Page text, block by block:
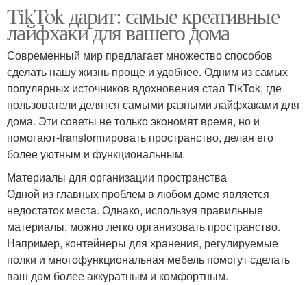
TikTok дарит: самые креативные
лайфхаки для вашего дома
Современный мир предлагает множество способов
сделать нашу жизнь проще и удобнее. Одним из самых
популярных источников вдохновения стал TikTok, где
пользователи делятся самыми разными лайфхаками для
дома. Эти советы не только экономят время, но и
помогают-transformировать пространство, делая его
более уютным и функциональным.
Материалы для организации пространства
Одной из главных проблем в любом доме является
недостаток места. Однако, используя правильные
материалы, можно легко организовать пространство.
Например, контейнеры для хранения, регулируемые
полки и многофункциональная мебель помогут сделать
ваш дом более аккуратным и комфортным.